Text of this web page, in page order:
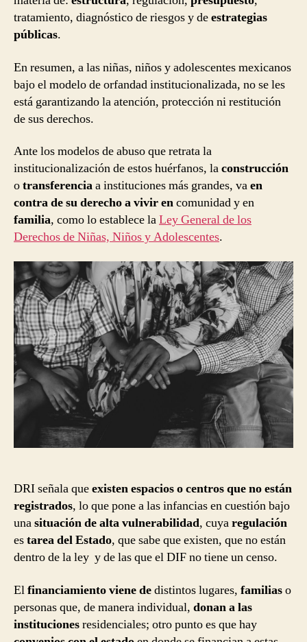
tratamiento, diagnóstico de riesgos y deestrategias
públicas.
En resumen, a las niñas, niños y adolescentes mexicanos
bajo el modelo de orfandad institucionalizada, no se les
está garantizando la atención, protección ni restitución
de sus derechos.
Ante los modelos de abuso que retrata la
institucionalización de estos huérfanos, laconstrucción
otransferenciaa instituciones más grandes, vaen
contra de su derecho a vivir encomunidad y en
familia, como lo establece laLey General de los
Derechos de Niñas, Niños y Adolescentes.
DRI señala queexisten espacios o centros que no están
registrados, lo que pone a las infancias en cuestión bajo
unasituación de alta vulnerabilidad, cuyaregulación
estarea del Estado, que sabe que existen, que no están
dentro de la ley y de las que el DIF no tiene un censo.
Elfinanciamiento viene dedistintos lugares, familiaso
personas que, de manera individual, donan a las
institucionesresidenciales; otro punto es que hay